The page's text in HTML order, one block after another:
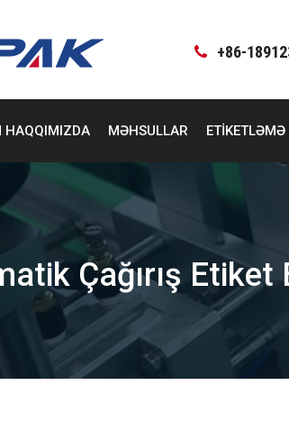
+86-
HAQQIMIZDA MƏHSULLAR
Çağırış Etiket